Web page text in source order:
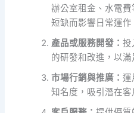
辦公室租金、水電
短缺而影響日常運作
產品或服務開發：投
的研發和改進，以
市場行銷與推廣：運
知名度，吸引潛在客